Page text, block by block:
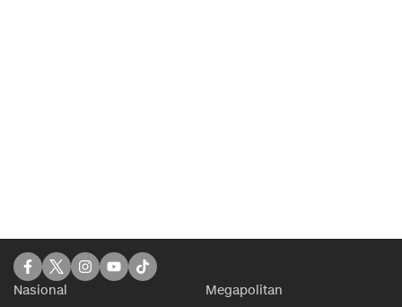
Nasional
Megapolitan